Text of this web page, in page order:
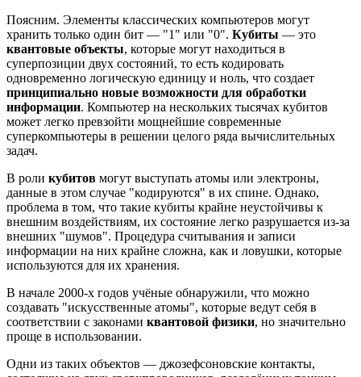
Поясним. Элементы классических компьютеров могут
хранить только один бит ― "1" или "0". Кубиты — это
квантовые объекты, которые могут находиться в
суперпозиции двух состояний, то есть кодировать
одновременно логическую единицу и ноль, что создает
принципиально новые возможности для обработки
информации. Компьютер на нескольких тысячах кубитов
может легко превзойти мощнейшие современные
суперкомпьютеры в решении целого ряда вычислительных
задач.
В роли кубитов могут выступать атомы или электроны,
данные в этом случае "кодируются" в их спине. Однако,
проблема в том, что такие кубиты крайне неустойчивы к
внешним воздействиям, их состояние легко разрушается из-за
внешних "шумов". Процедура считывания и записи
информации на них крайне сложна, как и ловушки, которые
используются для их хранения.
В начале 2000-х годов учёные обнаружили, что можно
создавать "искусственные атомы", которые ведут себя в
соответствии с законами квантовой физики, но значительно
проще в использовании.
Одни из таких объектов — джозефсоновские контакты,